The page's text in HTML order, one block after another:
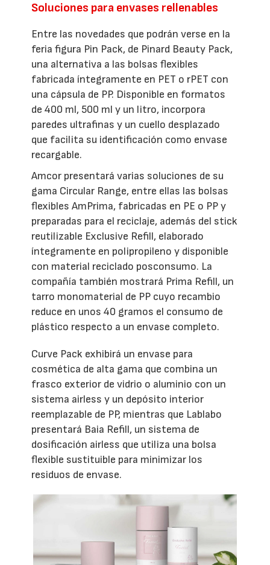
Soluciones para envases rellenables
Entre las novedades que podrán verse en la
feria figura Pin Pack, de Pinard Beauty Pack,
una alternativa a las bolsas flexibles
fabricada íntegramente en PET o rPET con
una cápsula de PP. Disponible en formatos
de 400 ml, 500 ml y un litro, incorpora
paredes ultrafinas y un cuello desplazado
que facilita su identificación como envase
recargable.
Amcor presentará varias soluciones de su
gama Circular Range, entre ellas las bolsas
flexibles AmPrima, fabricadas en PE o PP y
preparadas para el reciclaje, además del stick
reutilizable Exclusive Refill, elaborado
íntegramente en polipropileno y disponible
con material reciclado posconsumo. La
compañía también mostrará Prima Refill, un
tarro monomaterial de PP cuyo recambio
reduce en unos 40 gramos el consumo de
plástico respecto a un envase completo.
Curve Pack exhibirá un envase para
cosmética de alta gama que combina un
frasco exterior de vidrio o aluminio con un
sistema airless y un depósito interior
reemplazable de PP, mientras que Lablabo
presentará Baia Refill, un sistema de
dosificación airless que utiliza una bolsa
flexible sustituible para minimizar los
residuos de envase.